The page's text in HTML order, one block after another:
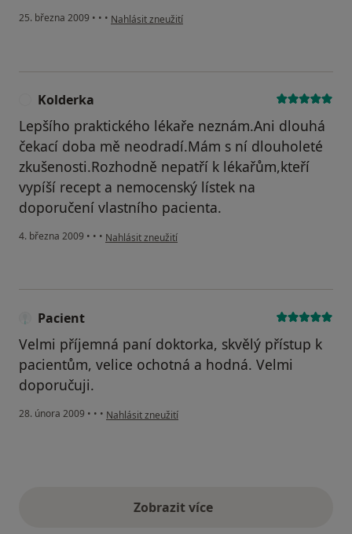
25. března 2009 • • • podle názoru uživatele anna
Nahlásit zneužití
Kolderka
Lepšího praktického lékaře neznám.Ani dlouhá
čekací doba mě neodradí.Mám s ní dlouholeté
zkušenosti.Rozhodně nepatří k lékařům,kteří
vypíší recept a nemocenský lístek na
doporučení vlastního pacienta.
4. března 2009 • • • podle názoru uživatele Kolderka
Nahlásit zneužití
Pacient
Velmi příjemná paní doktorka, skvělý přístup k
pacientům, velice ochotná a hodná. Velmi
doporučuji.
28. února 2009 • • • podle názoru uživatele Pacient
Nahlásit zneužití
Zobrazit vícevýše uvedené názory